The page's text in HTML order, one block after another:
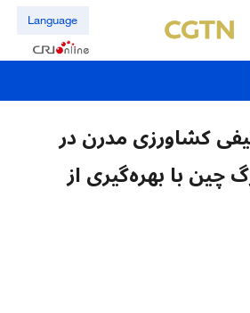
Language
کشاورزی مدرن در
چین با بهره‌گیری از